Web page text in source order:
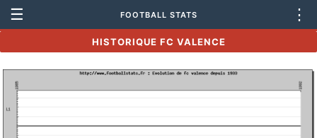
☰ FOOTBALL STATS ⋮
HISTORIQUE FC VALENCE